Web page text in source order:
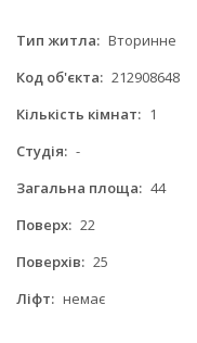
Тип житла: Вторинне
Код об'єкта: 212908648
Кількість кімнат: 1
Студія: -
Загальна площа: 44
Поверх: 22
Поверхів: 25
Ліфт: немає